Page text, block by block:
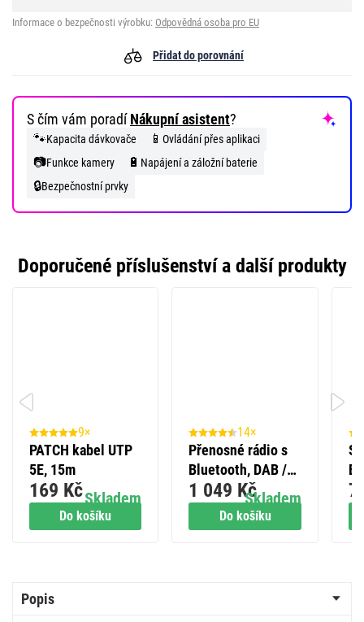
Informace o bezpečnosti výrobku: Odpovědná osoba pro EU
Přidat do porovnání
S čím vám poradíNákupní asistent?
🐾Kapacita dávkovače 📱 Ovládání přes aplikaci
📷Funkce kamery 🔋 Napájení a záložní baterie
🔒Bezpečnostní prvky
Doporučené příslušenství a další produkty
Do košíku
9×
PATCH kabel UTP
5E, 15m
Skladem
169 Kč
Do košíku
14×
Přenosné rádio s
Bluetooth, DAB /
DAB+ / FM, bílé
Skladem
1 049 Kč
Popis